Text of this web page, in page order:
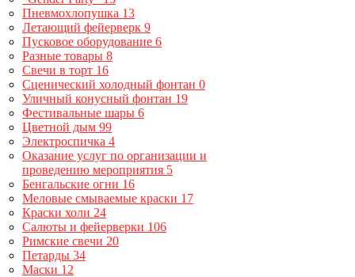
Пневмохлопушка 13
Летающий фейерверк 9
Пусковое оборудование 6
Разные товары 8
Свечи в торт 16
Сценический холодный фонтан 0
Уличный конусный фонтан 19
Фестивальные шары 6
Цветной дым 99
Электроспичка 4
Оказание услуг по организации и
проведению мероприятия 5
Бенгальские огни 16
Меловые смываемые краски 17
Краски холи 24
Салюты и фейерверки 106
Римские свечи 20
Петарды 34
Маски 12